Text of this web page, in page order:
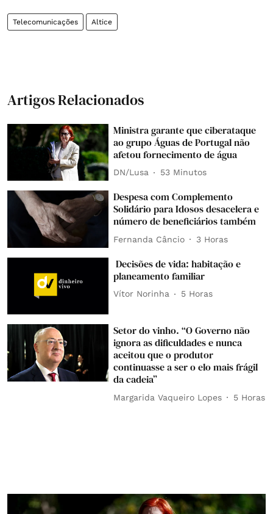
Telecomunicações Altice
Artigos Relacionados
Ministra garante que ciberataque
ao grupo Águas de Portugal não
afetou fornecimento de água
DN/Lusa 53 Minutos
Despesa com Complemento
Solidário para Idosos desacelera e
número de beneficiários também
Fernanda Câncio 3 Horas
Decisões de vida: habitação e
planeamento familiar
Vítor Norinha 5 Horas
Setor do vinho. “O Governo não
ignora as dificuldades e nunca
aceitou que o produtor
continuasse a ser o elo mais frágil
da cadeia”
Margarida Vaqueiro Lopes 5 Horas